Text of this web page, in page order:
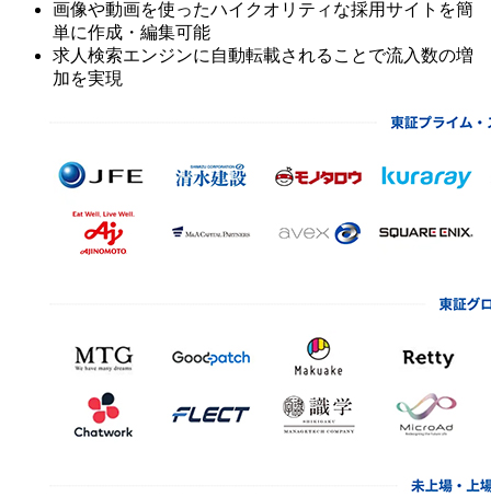
画像や動画を使ったハイクオリティな採用サイトを簡
単に作成・編集可能
求人検索エンジンに自動転載されることで流入数の増
加を実現